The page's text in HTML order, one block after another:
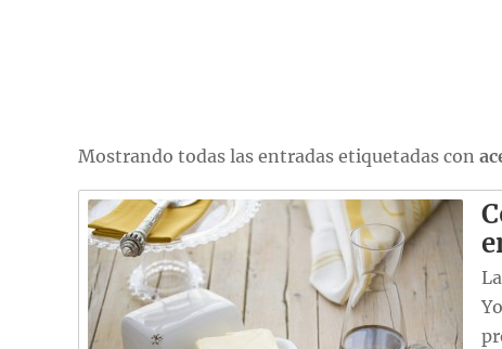
Mostrando todas las entradas etiquetadas con